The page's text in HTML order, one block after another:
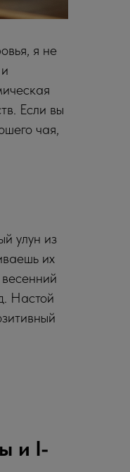
я не
Если вы
чая,
улун из
их
Настой
и l-